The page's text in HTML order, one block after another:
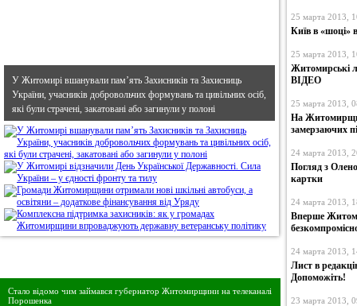
У Житомирі вшанували пам’ять Захисників та Захисниць
України, учасників добровольчих формувань та цивільних осіб,
які були страчені, закатовані або загинули у полоні
Стало відомо чим займався губернатор Житомирщини на телеканалі
Порошенка
25 марта 2013,
Київ в «шоці»
25 марта 2013,
Житомирські
ВІДЕО
25 марта 2013,
На
замерзаючих
24 марта 2013,
Погляд з
картки
24 марта 2013,
Вперше
24 марта 2013,
Лист в
Допоможіть!
23 марта 2013,